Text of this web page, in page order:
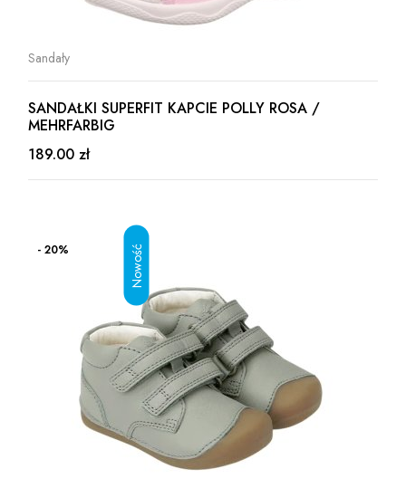
Sandały
SANDAŁKI SUPERFIT KAPCIE POLLY ROSA /
MEHRFARBIG
189.00 zł
- 20%